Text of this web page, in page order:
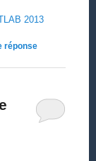
2013
réponse